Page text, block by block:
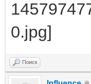
Поиск